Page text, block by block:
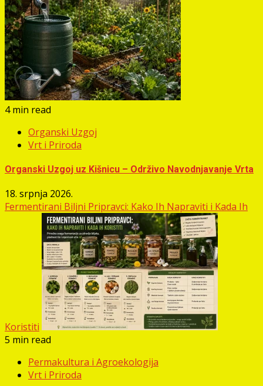
4 min read
Organski Uzgoj
Vrt i Priroda
Organski Uzgoj uz Kišnicu – Održivo Navodnjavanje Vrta
18. srpnja 2026.
Fermentirani Biljni Pripravci: Kako Ih Napraviti i Kada Ih
Koristiti
5 min read
Permakultura i Agroekologija
Vrt i Priroda